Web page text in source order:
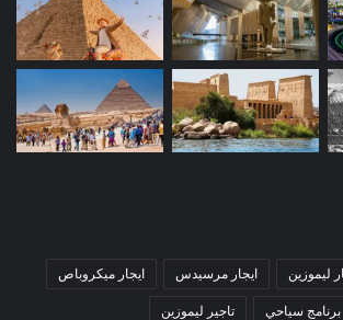
ليموزين ايجار مرسيدس ايجار ميكروباص
برنامج سياحي تاجير ليموزين